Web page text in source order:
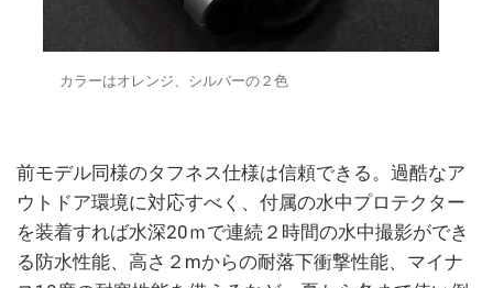
カラーはオレンジ、シルバーの２色
前モデル同様のタフネス仕様は信頼できる。過酷なア
ウトドア環境に対応すべく、付属の水中プロテクター
を装着すれば水深20ｍで連続２時間の水中撮影ができ
る防水性能、高さ２mからの耐落下衝撃性能、マイナ